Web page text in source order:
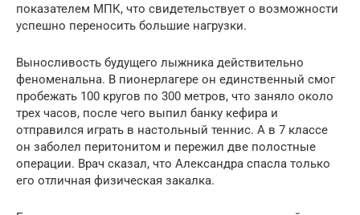
показателем МПК, что свидетельствует о возможности
успешно переносить большие нагрузки.
Выносливость будущего лыжника действительно
феноменальна. В пионерлагере он единственный смог
пробежать 100 кругов по 300 метров, что заняло около
трех часов, после чего выпил банку кефира и
отправился играть в настольный теннис. А в 7 классе
он заболел перитонитом и пережил две полостные
операции. Врач сказал, что Александра спасла только
его отличная физическая закалка.